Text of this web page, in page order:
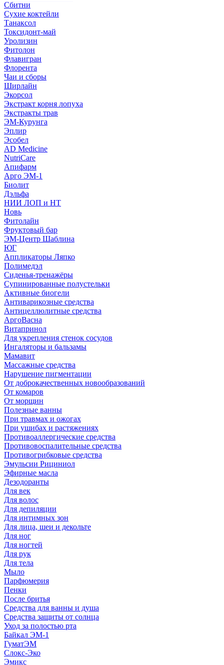
Сбитни
Сухие коктейли
Танаксол
Токсидонт-май
Уролизин
Фитолон
Флавигран
Флорента
Чаи и сборы
Ширлайн
Экорсол
Экстракт корня лопуха
Экстракты трав
ЭМ-Курунга
Эплир
Эсобел
AD Medicine
NutriCare
Апифарм
Арго ЭМ-1
Биолит
Дэльфа
НИИ ЛОП и НТ
Новь
Фитолайн
Фруктовый бар
ЭМ-Центр Шаблина
ЮГ
Аппликаторы Ляпко
Полимедэл
Сиденья-тренажёры
Супинированные полустельки
Активные биогели
Антиварикозные средства
Антицеллюлитные средства
АргоВасна
Витапринол
Для укрепления стенок сосудов
Ингаляторы и бальзамы
Мамавит
Массажные средства
Нарушение пигментации
От доброкачественных новообразований
От комаров
От морщин
Полезные ванны
При травмах и ожогах
При ушибах и растяжениях
Противоаллергические средства
Противовоспалительные средства
Противогрибковые средства
Эмульсии Рициниол
Эфирные масла
Дезодоранты
Для век
Для волос
Для депиляции
Для интимных зон
Для лица, шеи и декольте
Для ног
Для ногтей
Для рук
Для тела
Мыло
Парфюмерия
Пенки
После бритья
Средства для ванны и душа
Средства защиты от солнца
Уход за полостью рта
Байкал ЭМ-1
ГуматЭМ
Слокс-Эко
Эмикс